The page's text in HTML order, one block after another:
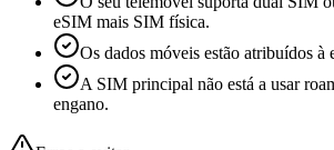
eSIM mais SIM física.
Os dados móveis estão atribuídos à
A SIM principal não está a usar
engano.